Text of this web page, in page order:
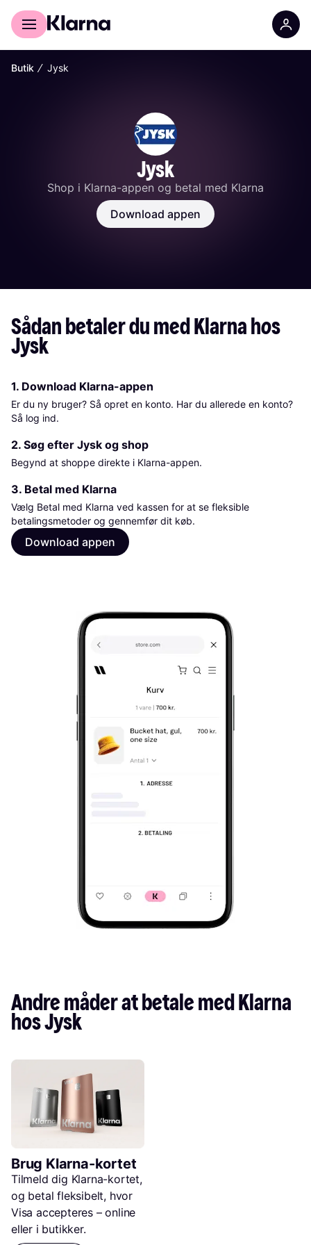
Til shoppere
Butik ∕ Jysk
Jysk
Shop i Klarna-appen og betal med Klarna
Download appen
Sådan betaler du med Klarna hos
Jysk
1. Download Klarna-appen
Er du ny bruger? Så opret en konto. Har du allerede en konto?
Så log ind.
2. Søg efter Jysk og shop
Begynd at shoppe direkte i Klarna-appen.
3. Betal med Klarna
Vælg Betal med Klarna ved kassen for at se fleksible
betalingsmetoder og gennemfør dit køb.
Download appen
Andre måder at betale med Klarna
hos Jysk
Brug Klarna-kortet
Tilmeld dig Klarna-kortet,
og betal fleksibelt, hvor
Visa accepteres – online
eller i butikker.